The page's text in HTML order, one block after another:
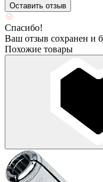
Оставить отзыв
Спасибо!
Ваш отзыв сохранен и
Похожие товары